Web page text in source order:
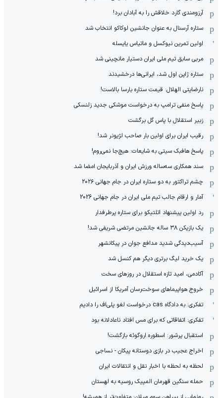
نفتی‌ها دومین مهاجم را هم خریدند!
رونمایی از تیم جدید موسی جنپو وینگر سابق استقلال!
سرنوشت نیمکت تیم ملی آرژانتین مشخص شد
توقف بی‌سابقه صادرات نفت عربستان به آمریکا
پیشنهاد ۱۵۰ میلیون یورویی برای پرز گران تمام شد
لیورپول - تاتنهام؛ یک مسابقه دراماتیک
نبرد نابرابر: مسی به رونالدو نمی‌رسد
ملی‌پوش سابق والیبال ایران استقلالی شد
چالش جالب و جذاب با زلاتان ابراهیموویچ
ستاره انگلیس به اتهام ضرب و شتم دادگاهی شد!
حمایت جنجالی: آرژانتین پشت اینفانتنیو ایستاد!
صید ماهی بعد از شکار طلای لیگ ملت‌ها(عکس)
بی‌خیال درآمد بالا: بارسا حریف جدیدی انتخاب کرد
آرزومندی گارد خلاقش را به آبادان برد!
ستاره آرسنال به عنوان جانشین لوکاکو انتخاب شد
اولین تمرین نیوکسل و ماتیاس یایسله
مربی سابق تیم ملی ایران دستیار مانچینی شد
ستاره ژاپن اول شد، ایرانی‌ها درخشیدند
نارضایتی الهلال: قیمت ستاره بارسا بالاست!
پاسخ منفی ترامپ به درخواست موشکی جدید زلنسکی
زبیر استقلال با پاس گل برگشت
رقیب ایران برای اولین بار صاحب لژیونر شد!
پاسخ هافبک سیتی به شایعات: هیچ‌جا نمی‌روم!
سند همکاری سه‌ساله‌ ‌ورزش ایران و آذربایجان امضا شد
چشم تراکتور به دو ستاره ایران در جام جهانی ۲۰۲۶
آمار و ارقام جالب تیم ملی ایران در جام جهانی 2026